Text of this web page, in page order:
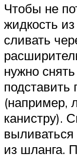
Чтобы не
жидкость
сливать
нужно
(например,
канистру).
из шланга.